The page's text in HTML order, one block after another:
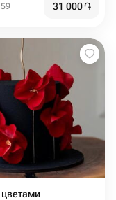
59 31 000֏
Торт с цветами